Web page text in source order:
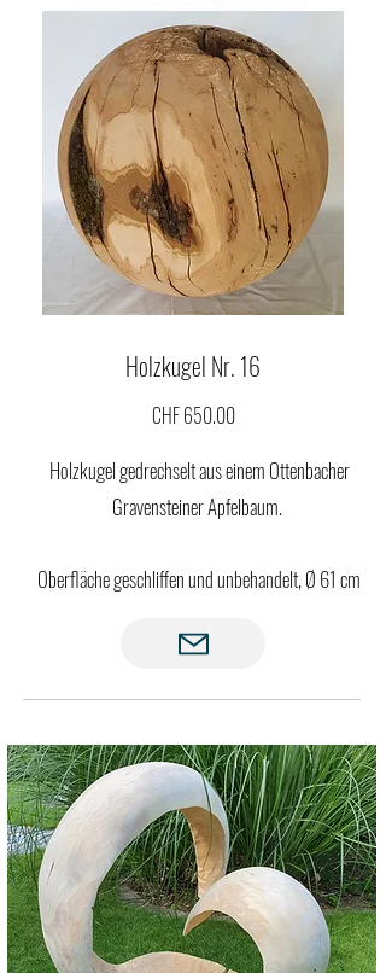
Holzkugel Nr. 16
CHF 650.00
Holzkugel gedrechselt aus einem Ottenbacher
Gravensteiner Apfelbaum.
Oberfläche geschliffen und unbehandelt, Ø 61 cm